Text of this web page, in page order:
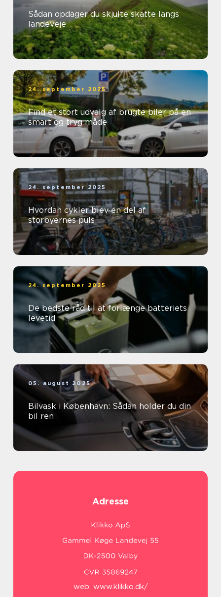
Sådan opdager du skjulte skatte langs
landeveje
24. september 2025
Find et stort udvalg af brugte biler på en
smart og tryg måde
24. september 2025
Hvordan cykler blev en del af
storbyernes puls
24. september 2025
De bedste råd til at forlænge batteriets
levetid
05. august 2025
Bilvask i København: Sådan holder du din
bil ren
Adresse
web: www.klikko.dk/